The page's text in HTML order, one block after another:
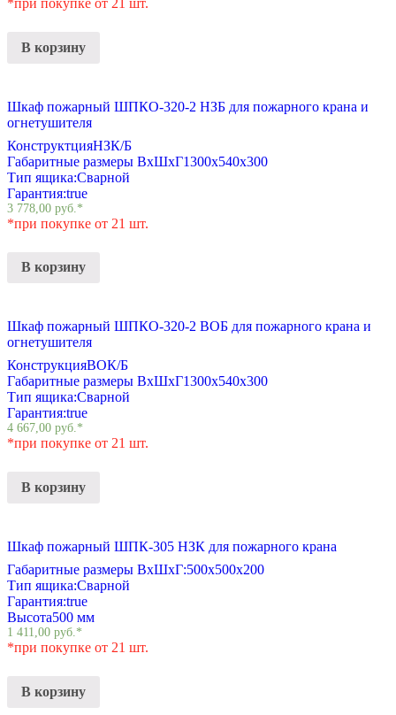
*при покупке от 21 шт.
В корзину
Шкаф пожарный ШПКО-320-2 НЗБ для пожарного крана и
огнетушителя
КонструктцияНЗК/Б
Габаритные размеры ВхШхГ1300х540х300
Тип ящика:Сварной
Гарантия:true
3 778,00 руб. *
*при покупке от 21 шт.
В корзину
Шкаф пожарный ШПКО-320-2 ВОБ для пожарного крана и
огнетушителя
КонструкцияВОК/Б
Габаритные размеры ВхШхГ1300х540х300
Тип ящика:Сварной
Гарантия:true
4 667,00 руб.*
*при покупке от 21 шт.
В корзину
Шкаф пожарный ШПК-305 НЗК для пожарного крана
Габаритные размеры ВхШхГ:500х500х200
Тип ящика:Сварной
Гарантия:true
Высота500 мм
1 411,00 руб. *
*при покупке от 21 шт.
В корзину